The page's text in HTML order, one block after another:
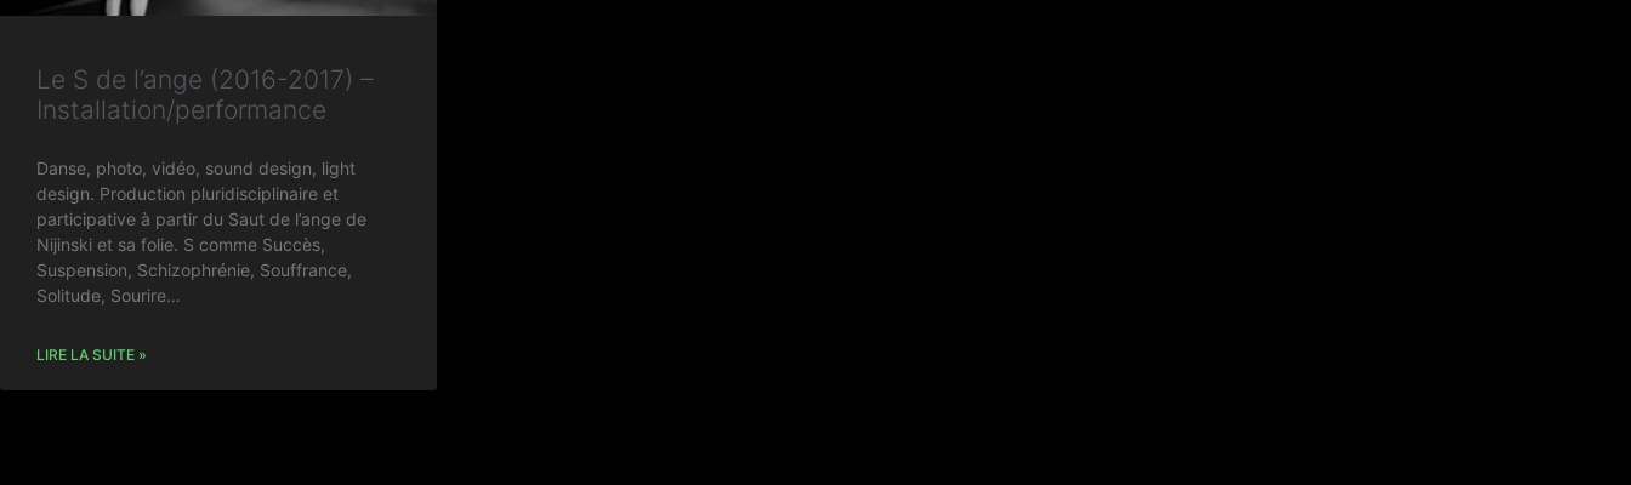
Le S de l’ange (2016-2017) –
Installation/performance
Danse, photo, vidéo, sound design, light
design. Production pluridisciplinaire et
participative à partir du Saut de l’ange de
Nijinski et sa folie. S comme Succès,
Suspension, Schizophrénie, Souffrance,
Solitude, Sourire…
LIRE LA SUITE »